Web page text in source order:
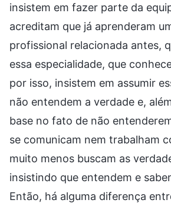
insistem em fazer parte da
acreditam que já aprenderam
profissional relacionada antes,
essa especialidade, que
por isso, insistem em assumir
não entendem a verdade e,
base no fato de não
se comunicam nem trabalham
muito menos buscam as
insistindo que entendem e
Então, há alguma diferença